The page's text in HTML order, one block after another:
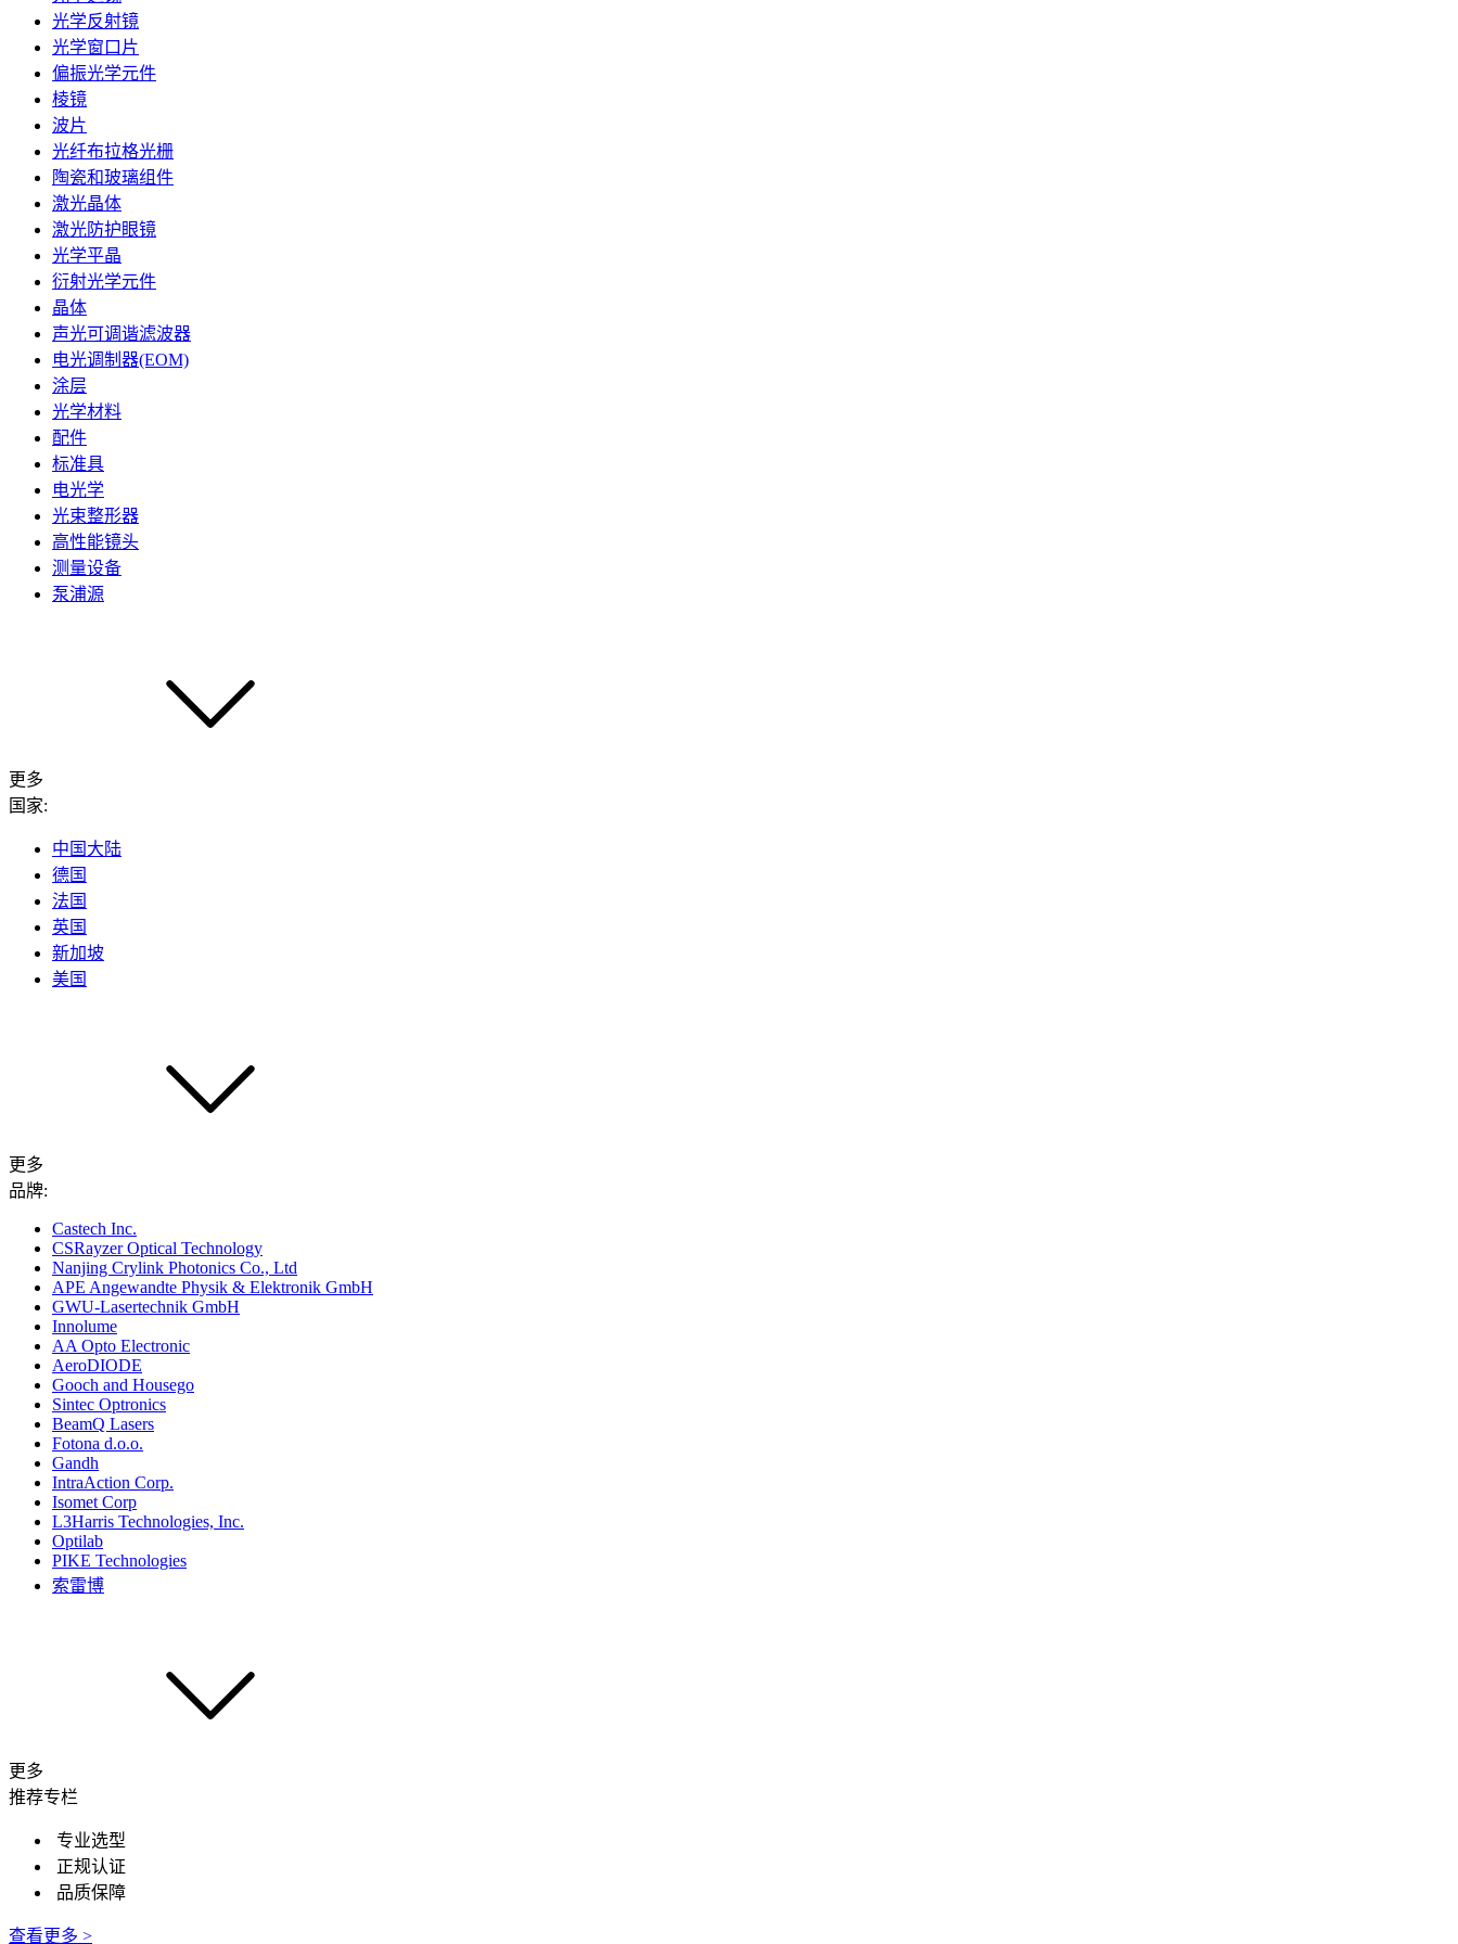
光学反射镜
光学窗口片
偏振光学元件
棱镜
波片
光纤布拉格光栅
陶瓷和玻璃组件
激光晶体
激光防护眼镜
光学平晶
衍射光学元件
晶体
声光可调谐滤波器
电光调制器(EOM)
涂层
光学材料
配件
标准具
电光学
光束整形器
高性能镜头
测量设备
泵浦源
更多
国家:
中国大陆
德国
法国
英国
新加坡
美国
更多
品牌:
Castech Inc.
CSRayzer Optical Technology
Nanjing Crylink Photonics Co., Ltd
APE Angewandte Physik & Elektronik GmbH
GWU-Lasertechnik GmbH
Innolume
AA Opto Electronic
AeroDIODE
Gooch and Housego
Sintec Optronics
BeamQ Lasers
Fotona d.o.o.
Gandh
IntraAction Corp.
Isomet Corp
L3Harris Technologies, Inc.
Optilab
PIKE Technologies
索雷博
更多
推荐专栏
专业选型
正规认证
品质保障
查看更多 >